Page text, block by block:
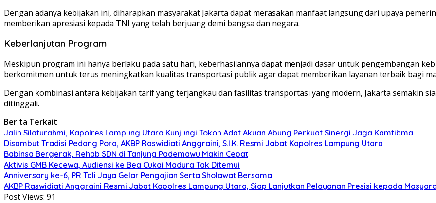
Dengan adanya kebijakan ini, diharapkan masyarakat Jakarta dapat merasakan manfaat langsung dari upaya
memberikan apresiasi kepada TNI yang telah berjuang demi bangsa dan negara.
Keberlanjutan Program
Meskipun program ini hanya berlaku pada satu hari, keberhasilannya dapat menjadi dasar untuk pengembangan
berkomitmen untuk terus meningkatkan kualitas transportasi publik agar dapat memberikan layanan terbaik bagi
Dengan kombinasi antara kebijakan tarif yang terjangkau dan fasilitas transportasi yang modern, Jakarta semakin
ditinggali.
Berita Terkait
Jalin Silaturahmi, Kapolres Lampung Utara Kunjungi Tokoh Adat Akuan Abung Perkuat Sinergi Jaga Kamtibma
Disambut Tradisi Pedang Pora, AKBP Raswidiati Anggraini, S.I.K. Resmi Jabat Kapolres Lampung Utara
Babinsa Bergerak, Rehab SDN di Tanjung Pademawu Makin Cepat
Aktivis GMB Kecewa, Audiensi ke Bea Cukai Madura Tak Ditemui
Anniversary ke-6, PR Tali Jaya Gelar Pengajian Serta Sholawat Bersama
AKBP Raswidiati Anggraini Resmi Jabat Kapolres Lampung Utara, Siap Lanjutkan Pelayanan Presisi kepada
Post Views: 91